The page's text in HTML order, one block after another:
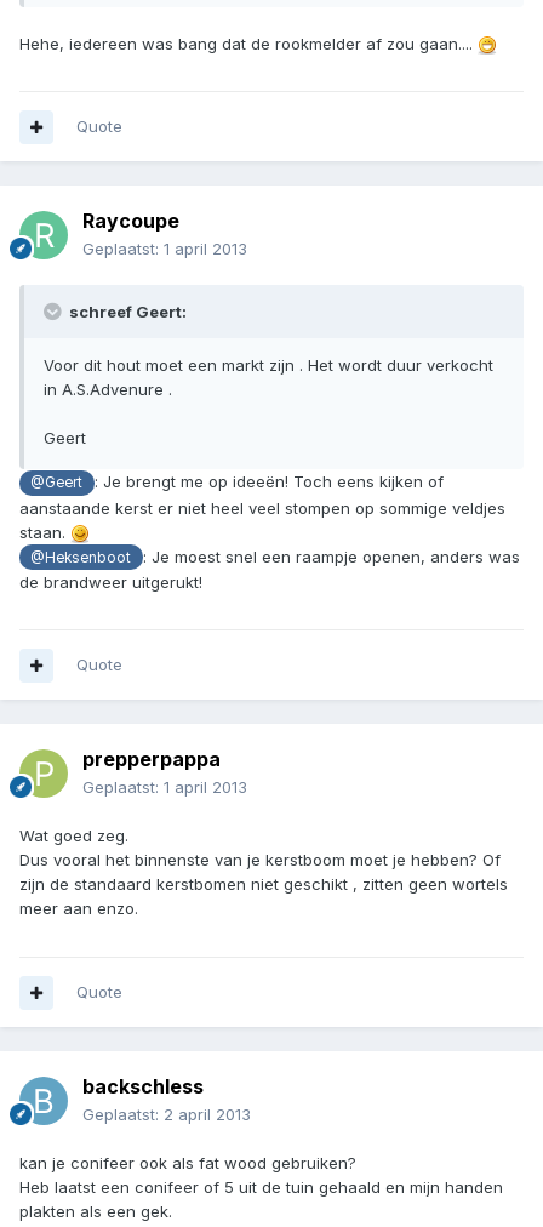
Hehe, iedereen was bang dat de rookmelder af zou gaan....
Quote
Raycoupe
Geplaatst: 1 april 2013
schreef Geert:
Voor dit hout moet een markt zijn . Het wordt duur verkocht
in A.S.Advenure .
Geert
@Geert
: Je brengt me op ideeën! Toch eens kijken of
aanstaande kerst er niet heel veel stompen op sommige veldjes
staan.
@Heksenboot
: Je moest snel een raampje openen, anders was
de brandweer uitgerukt!
Quote
prepperpappa
Geplaatst: 1 april 2013
Wat goed zeg.
Dus vooral het binnenste van je kerstboom moet je hebben? Of
zijn de standaard kerstbomen niet geschikt , zitten geen wortels
meer aan enzo.
Quote
backschless
Geplaatst: 2 april 2013
kan je conifeer ook als fat wood gebruiken?
Heb laatst een conifeer of 5 uit de tuin gehaald en mijn handen
plakten als een gek.